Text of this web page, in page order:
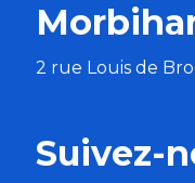
2 rue Louis de
Suivez-